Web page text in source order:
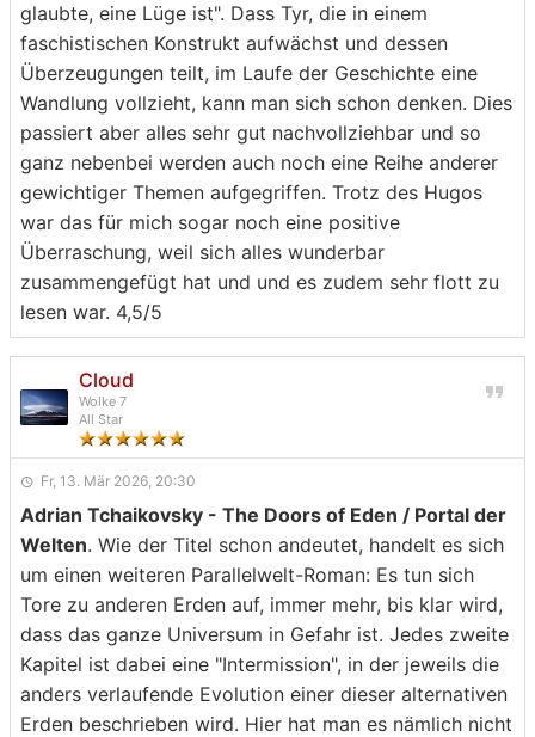
glaubte, eine Lüge ist". Dass Tyr, die in einem
faschistischen Konstrukt aufwächst und dessen
Überzeugungen teilt, im Laufe der Geschichte eine
Wandlung vollzieht, kann man sich schon denken. Dies
passiert aber alles sehr gut nachvollziehbar und so
ganz nebenbei werden auch noch eine Reihe anderer
gewichtiger Themen aufgegriffen. Trotz des Hugos
war das für mich sogar noch eine positive
Überraschung, weil sich alles wunderbar
zusammengefügt hat und und es zudem sehr flott zu
lesen war. 4,5/5
Cloud
Wolke 7
All Star
Fr, 13. Mär 2026, 20:30
Adrian Tchaikovsky - The Doors of Eden / Portal der
Welten. Wie der Titel schon andeutet, handelt es sich
um einen weiteren Parallelwelt-Roman: Es tun sich
Tore zu anderen Erden auf, immer mehr, bis klar wird,
dass das ganze Universum in Gefahr ist. Jedes zweite
Kapitel ist dabei eine "Intermission", in der jeweils die
anders verlaufende Evolution einer dieser alternativen
Erden beschrieben wird. Hier hat man es nämlich nicht